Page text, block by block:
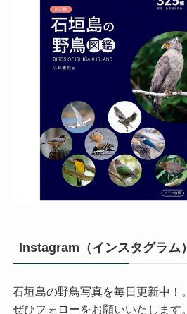
Instagram（インスタグラム）
石垣島の野鳥写真を毎日更新中！。
ぜひフォローをお願いいたします。